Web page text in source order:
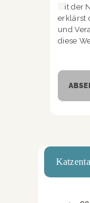
Mit der
erklärst
und
diese